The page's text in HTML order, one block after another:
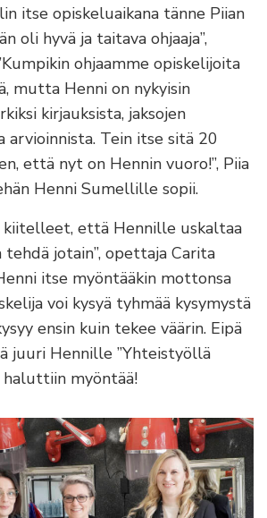
itse opiskeluaikana tänne Piian
oli hyvä ja taitava ohjaaja”,
ohjaamme opiskelijoita
mutta Henni on nykyisin
kirjauksista, jaksojen
Tein itse sitä 20
että nyt on Hennin vuoro!”, Piia
Henni Sumellille sopii.
kiitelleet, että Hennille uskaltaa
tehdä jotain”, opettaja Carita
itse myöntääkin mottonsa
voi kysyä tyhmää kysymystä
ensin kuin tekee väärin. Eipä
juuri Hennille ”Yhteistyöllä
haluttiin myöntää!